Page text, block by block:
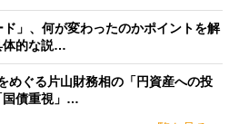
」、何が変わったのかポイントを解
的な説…
めぐる片山財務相の「円資産への投
債重視」…